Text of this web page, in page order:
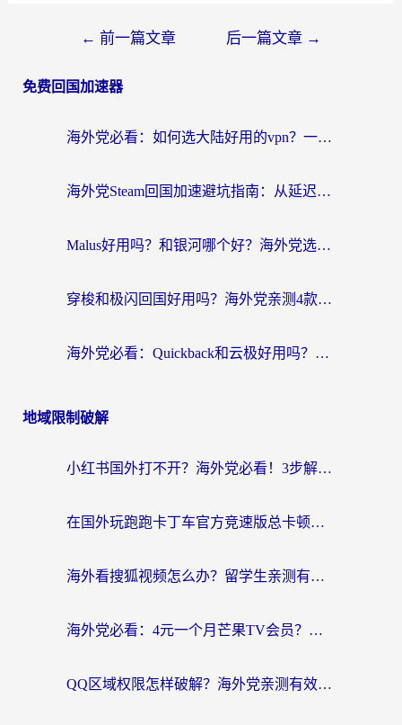
← 前一篇文章 后一篇文章 →
免费回国加速器
海外党必看：如何选大陆好用的vpn？一篇解决你的回国访问难题
海外党Steam回国加速避坑指南：从延迟卡顿到无缝畅玩，我踩过的坑和最优解
Malus好用吗？和银河哪个好？海外党选回国加速器的避坑指南（附乌克兰玩国内游戏实测）
穿梭和极闪回国好用吗？海外党亲测4款加速器+1个隐藏宝藏
海外党必看：Quickback和云极好用吗？3招教你选对回国加速器（附PC端VPN实测对比）
地域限制破解
小红书国外打不开？海外党必看！3步解决国内影音、生活服务全畅通
在国外玩跑跑卡丁车官方竞速版总卡顿？这篇攻略帮你解决地区限制+低延迟难题
海外看搜狐视频怎么办？留学生亲测有效的回国加速器选择指南
海外党必看：4元一个月芒果TV会员？选对回国加速器就能实现！
QQ区域权限怎样破解？海外党亲测有效的回国加速方案（附看剧看电影神器推荐）